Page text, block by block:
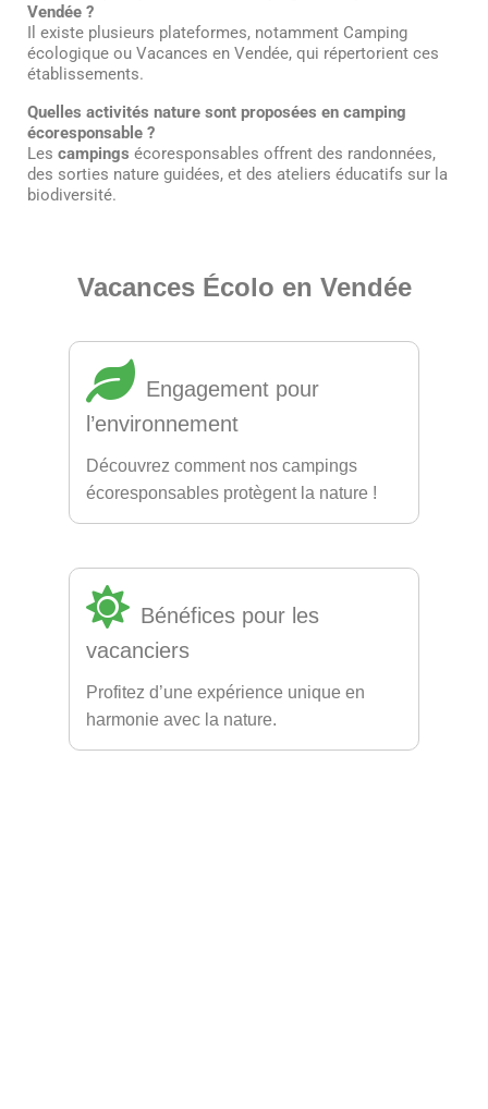
Vendée ?
Il existe plusieurs plateformes, notamment Camping
écologique ou Vacances en Vendée, qui répertorient ces
établissements.
Quelles activités nature sont proposées en camping
écoresponsable ?
Les campings écoresponsables offrent des randonnées,
des sorties nature guidées, et des ateliers éducatifs sur la
biodiversité.
Vacances Écolo en Vendée
Engagement pour
l’environnement
Découvrez comment nos campings
écoresponsables protègent la nature !
Bénéfices pour les
vacanciers
Profitez d’une expérience unique en
harmonie avec la nature.